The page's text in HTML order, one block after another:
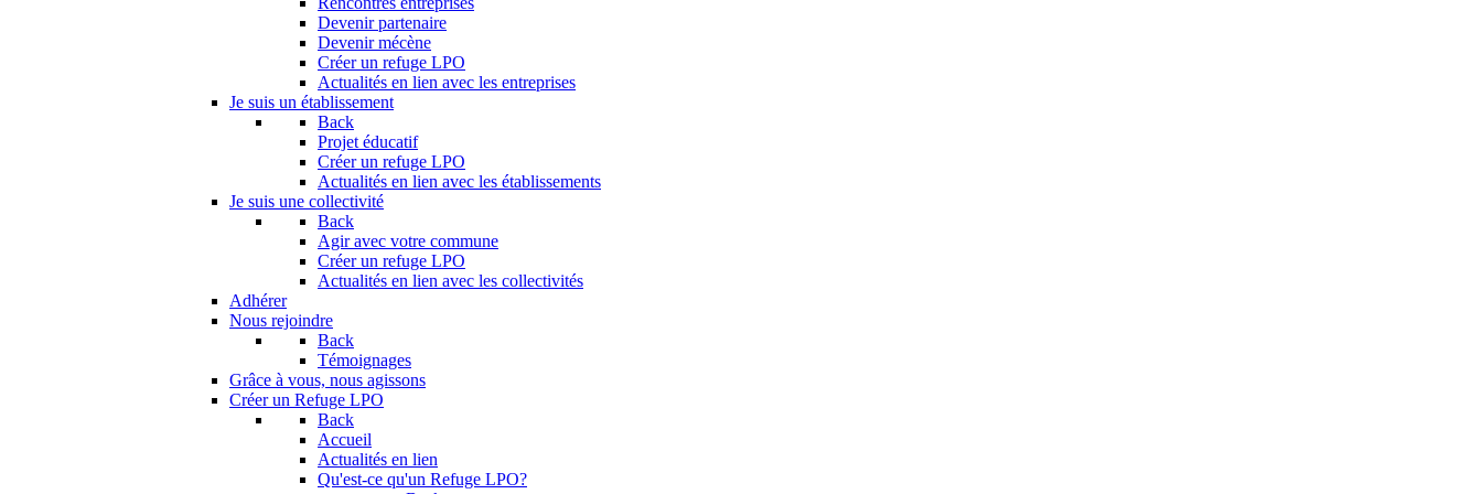
Devenir partenaire
Devenir mécène
Créer un refuge LPO
Actualités en lien avec les entreprises
Je suis un établissement
Back
Projet éducatif
Créer un refuge LPO
Actualités en lien avec les établissements
Je suis une collectivité
Back
Agir avec votre commune
Créer un refuge LPO
Actualités en lien avec les collectivités
Adhérer
Nous rejoindre
Back
Témoignages
Grâce à vous, nous agissons
Créer un Refuge LPO
Back
Accueil
Actualités en lien
Qu'est-ce qu'un Refuge LPO?